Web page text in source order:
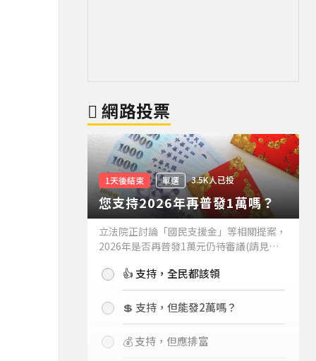
網路投票
1天後結束 單選 3.5K人已投
您支持2026年再普發1萬嗎？
立法院正討論「國民支援金」等相關提案，
2026年是否再普發1萬元仍待審議(請見下
持嗎？👍 支持，全民都該領
💲 支持，但能發2萬嗎？
💰 支持，但應排富